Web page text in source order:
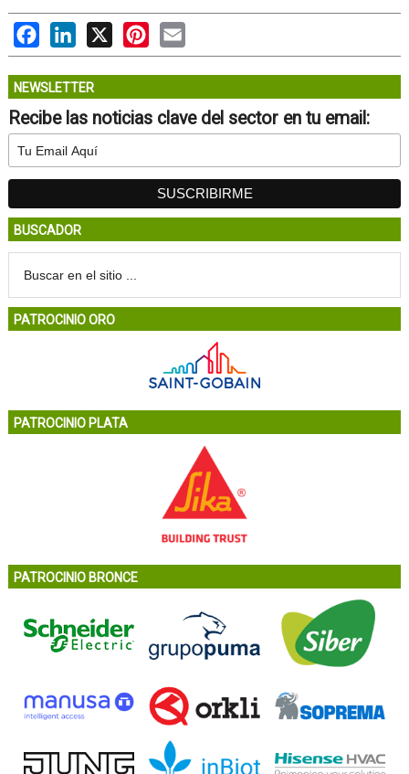
FacebookLinkedIn
X PinterestEmail
NEWSLETTER
Recibe las noticias clave del sector en tu email:
BUSCADOR
PATROCINIO ORO
PATROCINIO PLATA
PATROCINIO BRONCE